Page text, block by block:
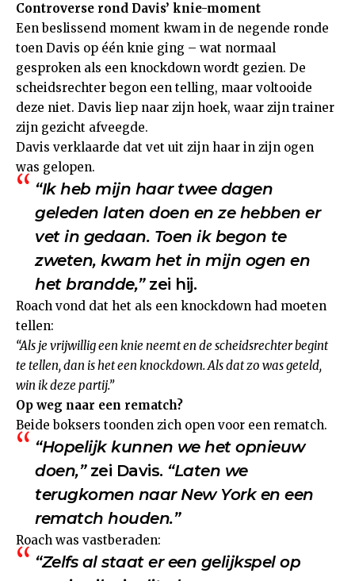
Controverse rond Davis’ knie-moment
Een beslissend moment kwam in de negende ronde
toen Davis op één knie ging – wat normaal
gesproken als een knockdown wordt gezien. De
scheidsrechter begon een telling, maar voltooide
deze niet. Davis liep naar zijn hoek, waar zijn trainer
zijn gezicht afveegde.
Davis verklaarde dat vet uit zijn haar in zijn ogen
was gelopen.
“Ik heb mijn haar twee dagen
geleden laten doen en ze hebben er
vet in gedaan. Toen ik begon te
zweten, kwam het in mijn ogen en
het brandde,”zei hij.
Roach vond dat het als een knockdown had moeten
tellen:
“Als je vrijwillig een knie neemt en de scheidsrechter begint
te tellen, dan is het een knockdown. Als dat zo was geteld,
win ik deze partij.”
Op weg naar een rematch?
Beide boksers toonden zich open voor een rematch.
“Hopelijk kunnen we het opnieuw
doen,”zei Davis. “Laten we
terugkomen naar New York en een
rematch houden.”
Roach was vastberaden:
“Zelfs al staat er een gelijkspel op